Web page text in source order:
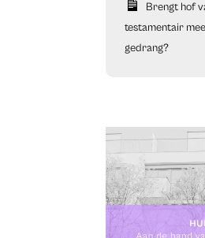
Brengt hof
testamentair
gedrang?